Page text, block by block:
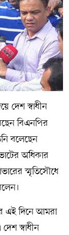
দেশ স্বাধীন
বিএনপির
বলেছেন
অধিকার
স্মৃতিসৌধে
দিনে আমরা
স্বাধীন